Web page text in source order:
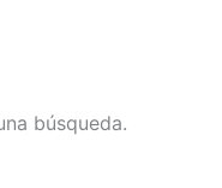
búsqueda.